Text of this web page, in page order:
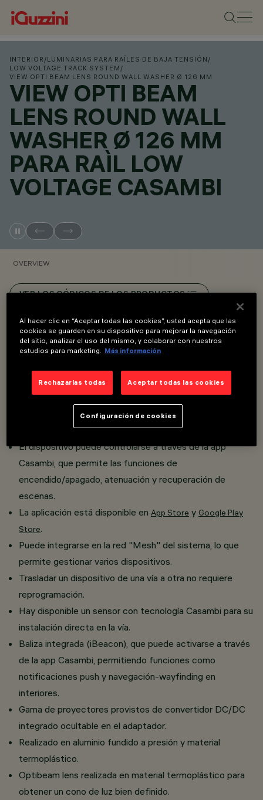
INTERIOR /LUMINARIAS PARA RAÍLES DE BAJA TENSIÓN /
LOW VOLTAGE TRACK SYSTEM /
VIEW OPTI BEAM LENS ROUND WALL WASHER Ø 126 MM
VIEW OPTI BEAM
LENS ROUND WALL
WASHER Ø 126 MM
PARA RAÌL LOW
VOLTAGE CASAMBI
OVERVIEW
VER LOS CÓDIGOS DE LOS PRODUCTOS
Overview
Instalación en raíl Bajo voltaje (48 V).
La tecnología integrada Casambi permite controlar de
forma independiente cada módulo luminoso insertado en
El dispositivo puede controlarse a través de la app
Casambi, que permite las funciones de
encendido/apagado, atenuación y recuperación de
escenas.
La aplicación está disponible en App Store y Google Play
Store.
Puede integrarse en la red "Mesh" del sistema, lo que
permite gestionar varios dispositivos.
Trasladar un dispositivo de una vía a otra no requiere
reprogramación.
Hay disponible un sensor con tecnología Casambi para su
instalación directa en la vía.
Baliza integrada (iBeacon), que puede activarse a través
de la app Casambi, permitiendo funciones como
notificaciones push y navegación-wayfinding en
interiores.
Gama de proyectores provistos de convertidor DC/DC
integrado ocultable en el adaptador.
Realizado en aluminio fundido a presión y material
termoplástico.
Optibeam lens realizada en material termoplástico para
obtener un cono de luz bien definido.
Al hacer clic en “Aceptar todas las cookies”, usted acepta que las
cookies se guarden en su dispositivo para mejorar la navegación
del sitio, analizar el uso del mismo, y colaborar con nuestros
estudios para marketing. Más información
Rechazarlas todas Aceptar todas las cookies
Configuración de cookies